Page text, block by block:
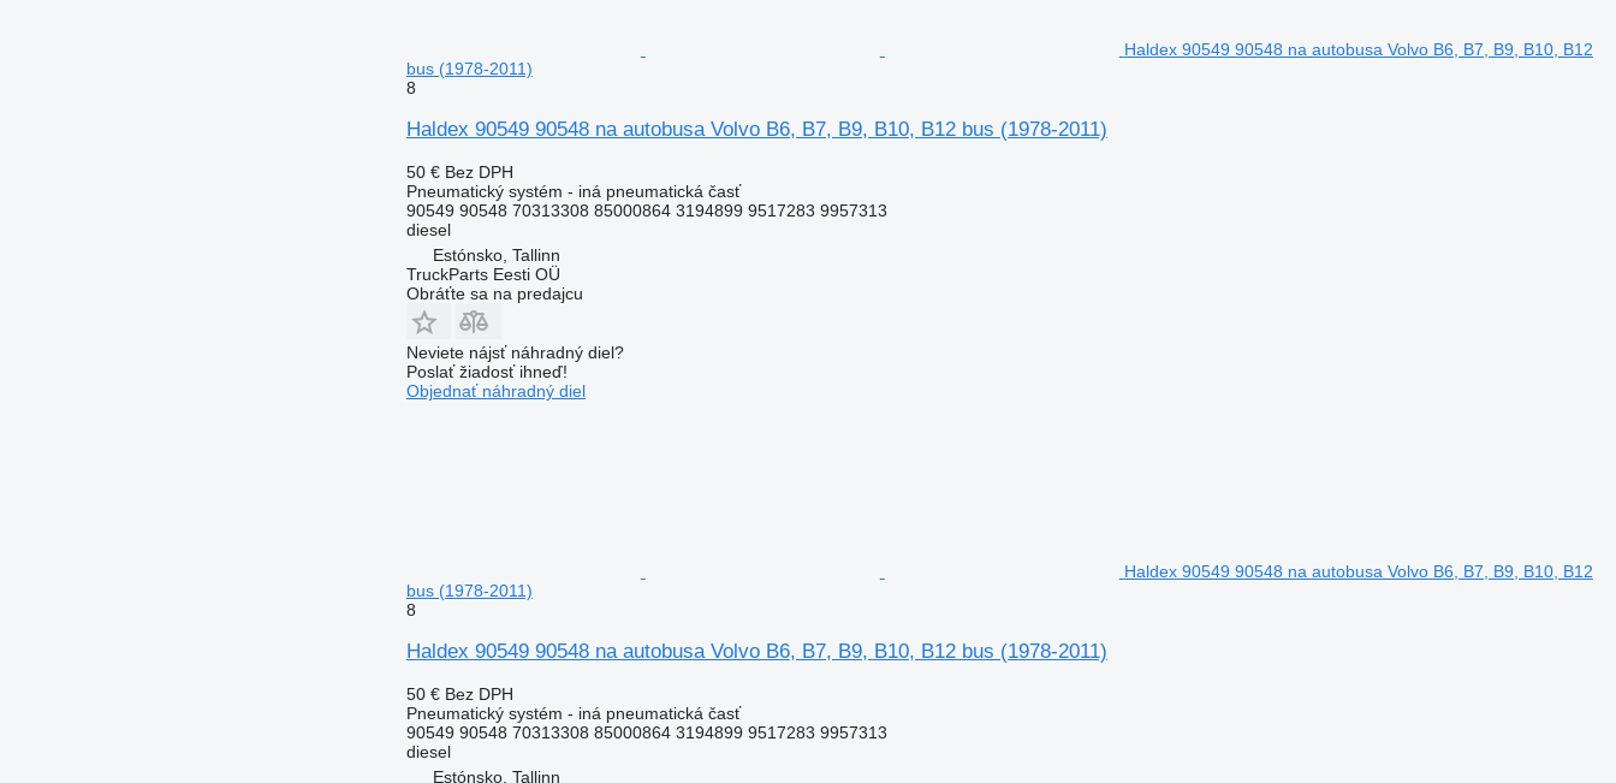
Haldex 90549 90548 na autobusa Volvo B6, B7, B9, B10, B12
bus (1978-2011)
8
Haldex 90549 90548 na autobusa Volvo B6, B7, B9, B10, B12 bus (1978-2011)
50 € Bez DPH
Pneumatický systém - iná pneumatická časť
90549 90548 70313308 85000864 3194899 9517283 9957313
diesel
Estónsko, Tallinn
TruckParts Eesti OÜ
Obráťte sa na predajcu
Neviete nájsť náhradný diel?
Poslať žiadosť ihneď!
Objednať náhradný diel
Haldex 90549 90548 na autobusa Volvo B6, B7, B9, B10, B12
bus (1978-2011)
8
Haldex 90549 90548 na autobusa Volvo B6, B7, B9, B10, B12 bus (1978-2011)
50 € Bez DPH
Pneumatický systém - iná pneumatická časť
90549 90548 70313308 85000864 3194899 9517283 9957313
diesel
Estónsko, Tallinn